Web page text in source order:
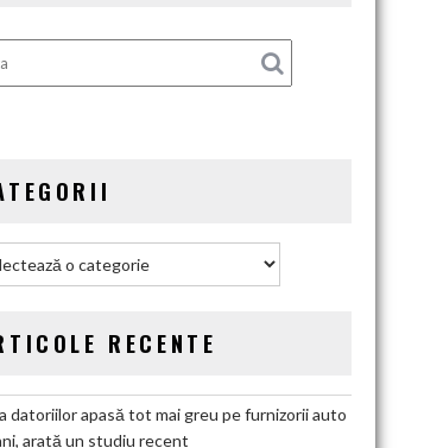
RECENTE
datoriilor apasă tot mai greu pe furnizorii auto
arată un studiu recent